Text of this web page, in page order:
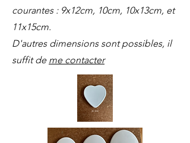
courantes : 9x12cm, 10cm, 10x13cm, et
11x15cm.
D'autres dimensions sont possibles, il
suffit de me contacter